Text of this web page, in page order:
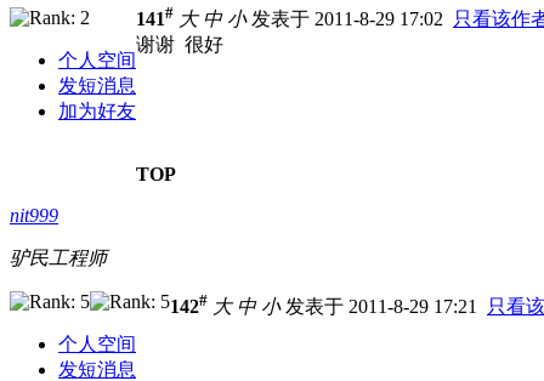
个人空间
发短消息
加为好友
141# 大 中 小发表于 2011-8-29 17:02
只看该作
谢谢 很好
TOP
nit999
驴民工程师
个人空间
发短消息
142# 大 中 小发表于 2011-8-29 17:21 只看